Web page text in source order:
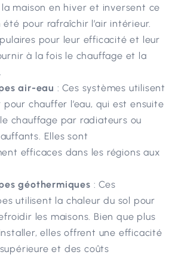
la maison en hiver et inversent ce
été pour rafraîchir l’air intérieur.
pour leur efficacité et leur
à la fois le chauffage et la
air-eau : Ces systèmes utilisent
pour chauffer l’eau, qui est ensuite
chauffage par radiateurs ou
Elles sont
efficaces dans les régions aux
géothermiques : Ces
utilisent la chaleur du sol pour
les maisons. Bien que plus
elles offrent une efficacité
et des coûts